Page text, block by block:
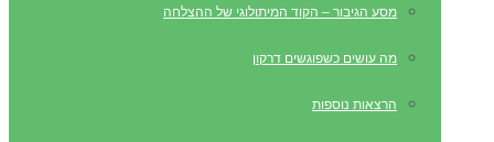
מסע הגיבור – הקוד המיתולוגי של ההצלחה
מה עושים כשפוגשים דרקון
הרצאות נוספות